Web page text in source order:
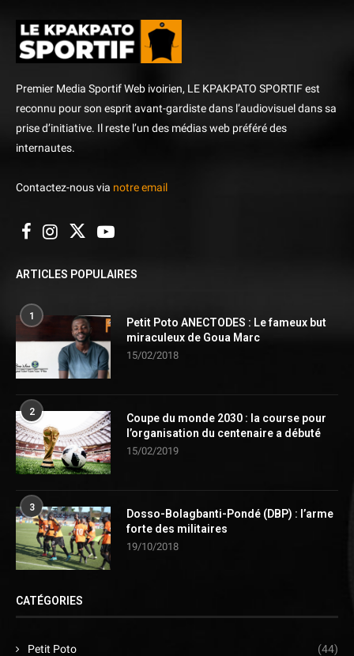
Premier Media Sportif Web ivoirien, LE KPAKPATO SPORTIF est
reconnu pour son esprit avant-gardiste dans l’audiovisuel dans sa
prise d’initiative. Il reste l’un des médias web préféré des
internautes.
Contactez-nous via notre email
ARTICLES POPULAIRES
1
Petit Poto ANECTODES : Le fameux but
miraculeux de Goua Marc
15/02/2018
2
Coupe du monde 2030 : la course pour
l’organisation du centenaire a débuté
15/02/2019
3
Dosso-Bolagbanti-Pondé (DBP) : l’arme
forte des militaires
19/10/2018
CATÉGORIES
Petit Poto (44)